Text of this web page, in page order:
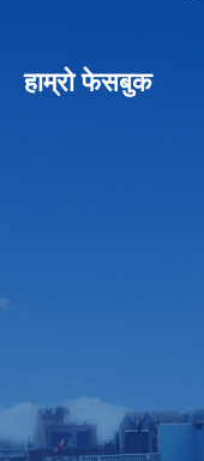
हाम्रो फेसबुक